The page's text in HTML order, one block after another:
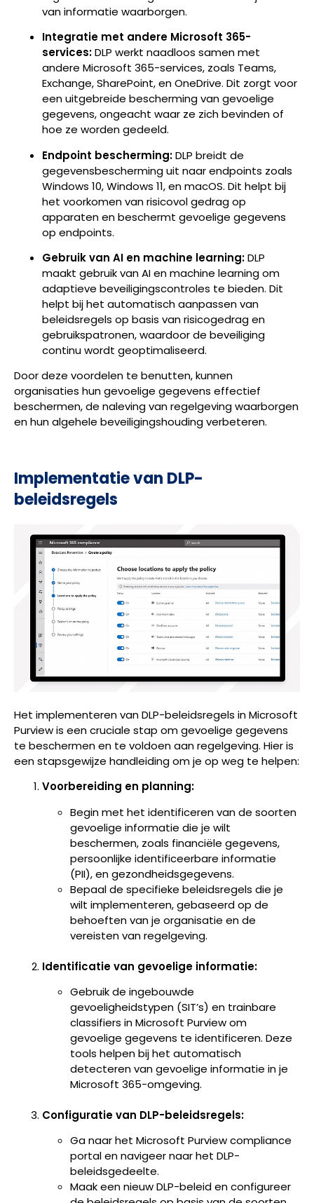
van informatie waarborgen.
Integratie met andere Microsoft 365-
services:DLP werkt naadloos samen met
andere Microsoft 365-services, zoals Teams,
Exchange, SharePoint, en OneDrive. Dit zorgt voor
een uitgebreide bescherming van gevoelige
gegevens, ongeacht waar ze zich bevinden of
hoe ze worden gedeeld.
Endpoint bescherming:DLP breidt de
gegevensbescherming uit naar endpoints zoals
Windows 10, Windows 11, en macOS. Dit helpt bij
het voorkomen van risicovol gedrag op
apparaten en beschermt gevoelige gegevens
op endpoints.
Gebruik van AI en machine learning:DLP
maakt gebruik van AI en machine learning om
adaptieve beveiligingscontroles te bieden. Dit
helpt bij het automatisch aanpassen van
beleidsregels op basis van risicogedrag en
gebruikspatronen, waardoor de beveiliging
continu wordt geoptimaliseerd.
Door deze voordelen te benutten, kunnen
organisaties hun gevoelige gegevens effectief
beschermen, de naleving van regelgeving waarborgen
en hun algehele beveiligingshouding verbeteren.
Implementatie van DLP-
beleidsregels
Het implementeren van DLP-beleidsregels in Microsoft
Purview is een cruciale stap om gevoelige gegevens
te beschermen en te voldoen aan regelgeving. Hier is
een stapsgewijze handleiding om je op weg te helpen:
Voorbereiding en planning:
Begin met het identificeren van de soorten
gevoelige informatie die je wilt
beschermen, zoals financiële gegevens,
persoonlijke identificeerbare informatie
(PII), en gezondheidsgegevens.
Bepaal de specifieke beleidsregels die je
wilt implementeren, gebaseerd op de
behoeften van je organisatie en de
vereisten van regelgeving.
Identificatie van gevoelige informatie:
Gebruik de ingebouwde
gevoeligheidstypen (SIT’s) en trainbare
classifiers in Microsoft Purview om
gevoelige gegevens te identificeren. Deze
tools helpen bij het automatisch
detecteren van gevoelige informatie in je
Microsoft 365-omgeving.
Configuratie van DLP-beleidsregels:
Ga naar het Microsoft Purview compliance
portal en navigeer naar het DLP-
beleidsgedeelte.
Maak een nieuw DLP-beleid en configureer